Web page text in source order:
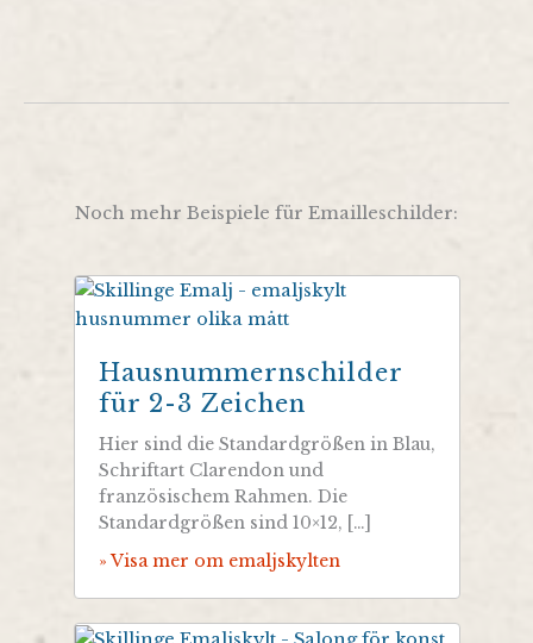
Noch mehr Beispiele für Emailleschilder:
Hausnummernschilder
für 2-3 Zeichen
Hier sind die Standardgrößen in Blau,
Schriftart Clarendon und
französischem Rahmen. Die
Standardgrößen sind 10×12, […]
» Visa mer om emaljskylten